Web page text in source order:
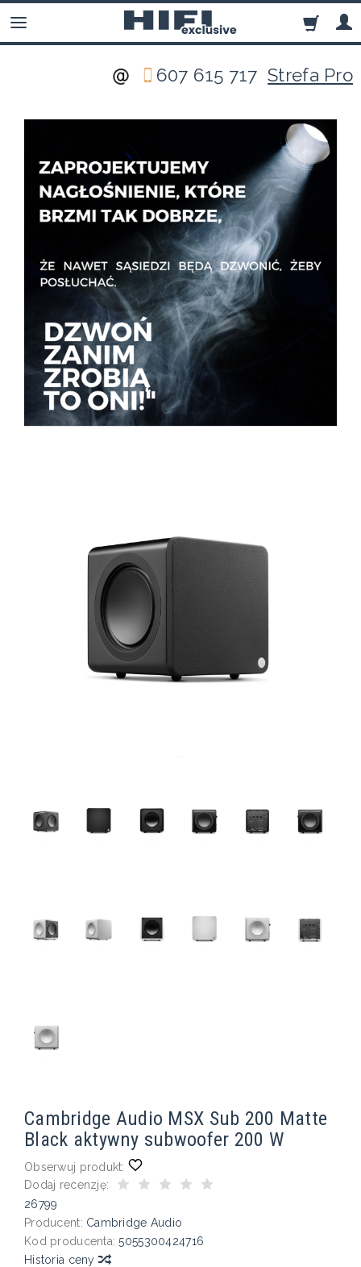
607 615 717Strefa Pro
Cambridge Audio MSX Sub 200 Matte
Black aktywny subwoofer 200 W
Obserwuj produkt:
Dodaj recenzję:
26799
Producent: Cambridge Audio
Kod producenta: 5055300424716
Historia ceny